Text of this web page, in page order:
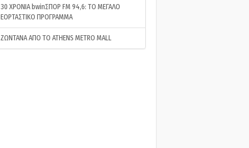
30 ΧΡΟΝΙΑ bwinΣΠΟΡ FM 94,6: ΤΟ ΜΕΓΑΛΟ
ΕΟΡΤΑΣΤΙΚΟ ΠΡΟΓΡΑΜΜΑ
ΖΩΝΤΑΝΑ ΑΠΟ ΤΟ ATHENS METRO MALL